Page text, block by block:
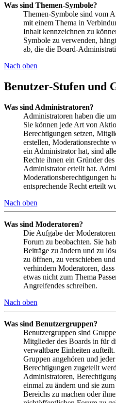
Was sind Themen-Symbole?
Themen-Symbole sind vom
mit einem Thema in
Inhalt kennzeichnen zu
Symbole zu verwenden,
ab, die die Board-
Nach oben
Benutzer-Stufen und
Was sind Administratoren?
Administratoren haben die
Sie können jede Art von
Berechtigungen setzen,
erstellen, Moderationsrechte
ein Administrator hat, sind
Rechte ihnen ein Gründer
Administrator erteilt hat.
Moderationsberechtigungen
entsprechende Recht erteilt
Nach oben
Was sind Moderatoren?
Die Aufgabe der
Forum zu beobachten. Sie
Beiträge zu ändern und zu
zu öffnen, zu verschieben
verhindern Moderatoren,
etwas nicht zum Thema
Angreifendes schreiben.
Nach oben
Was sind Benutzergruppen?
Benutzergruppen sind
Mitglieder des Boards in für
verwaltbare Einheiten
Gruppen angehören und
Berechtigungen zugeteilt
Administratoren,
einmal zu ändern und sie
Bereichs zu machen oder